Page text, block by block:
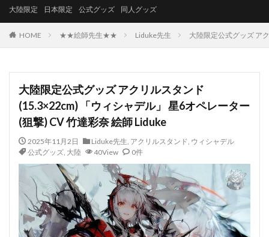
大陸限定 日本限定 公式グッズ 同人グッズ
HOME ★★絵師先生★★ Liduke先生 大陸限定公式グッズ ア
大陸限定公式グッズ アクリルスタンド
(15.3×22cm) 「ウィシャデル」 星6オペレーター
(狙撃) CV 竹達彩奈 絵師 Liduke
2025年11月2日 Liduke先生, アクリルスタンド, ウィシャデル
公式グッズ, 大陸 40View 0件